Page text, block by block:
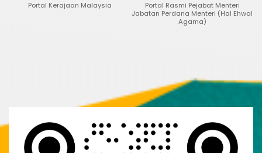
Malaysia
Portal Rasmi Pejabat Menteri
Jabatan Perdana Menteri (Hal Ehwal
Portal Data